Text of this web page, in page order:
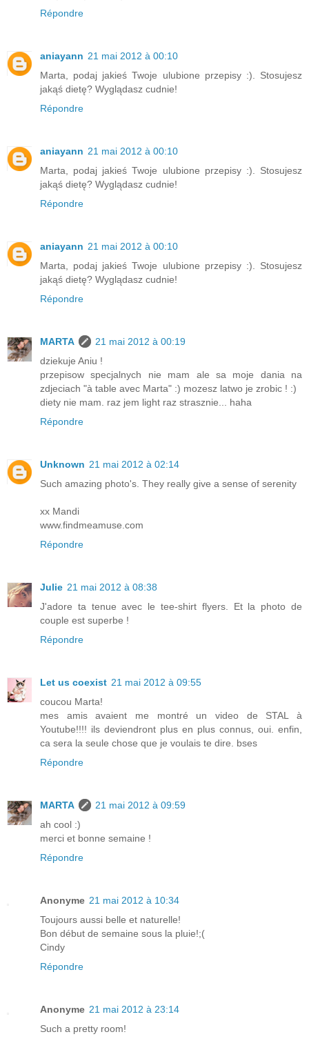
Répondre
aniayann 21 mai 2012 à 00:10
Marta, podaj jakieś Twoje ulubione przepisy :). Stosujesz
jakąś dietę? Wyglądasz cudnie!
Répondre
aniayann 21 mai 2012 à 00:10
Marta, podaj jakieś Twoje ulubione przepisy :). Stosujesz
jakąś dietę? Wyglądasz cudnie!
Répondre
aniayann 21 mai 2012 à 00:10
Marta, podaj jakieś Twoje ulubione przepisy :). Stosujesz
jakąś dietę? Wyglądasz cudnie!
Répondre
MARTA
21 mai 2012 à 00:19
dziekuje Aniu !
przepisow specjalnych nie mam ale sa moje dania na
zdjeciach "à table avec Marta" :) mozesz latwo je zrobic ! :)
diety nie mam. raz jem light raz strasznie... haha
Répondre
Unknown 21 mai 2012 à 02:14
Such amazing photo's. They really give a sense of serenity
xx Mandi
www.findmeamuse.com
Répondre
Julie 21 mai 2012 à 08:38
J'adore ta tenue avec le tee-shirt flyers. Et la photo de
couple est superbe !
Répondre
Let us coexist 21 mai 2012 à 09:55
coucou Marta!
mes amis avaient me montré un video de STAL à
Youtube!!!! ils deviendront plus en plus connus, oui. enfin,
ca sera la seule chose que je voulais te dire. bses
Répondre
MARTA
21 mai 2012 à 09:59
ah cool :)
merci et bonne semaine !
Répondre
Anonyme 21 mai 2012 à 10:34
Toujours aussi belle et naturelle!
Bon début de semaine sous la pluie!;(
Cindy
Répondre
Anonyme 21 mai 2012 à 23:14
Such a pretty room!